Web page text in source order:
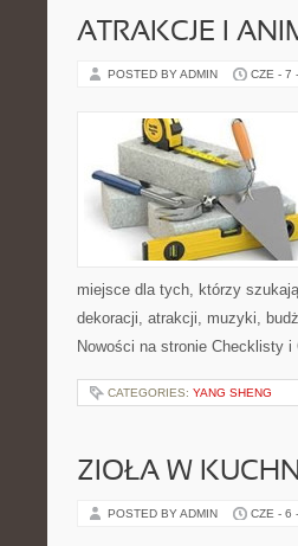
ATRAKCJE I
POSTED BY ADMIN CZE - 7
miejsce dla tych, którzy
dekoracji, atrakcji, muzyki,
Nowości na stronie Checklisty
CATEGORIES: YANG SHENG
ZIOŁA W KUCHNI
POSTED BY ADMIN CZE - 6